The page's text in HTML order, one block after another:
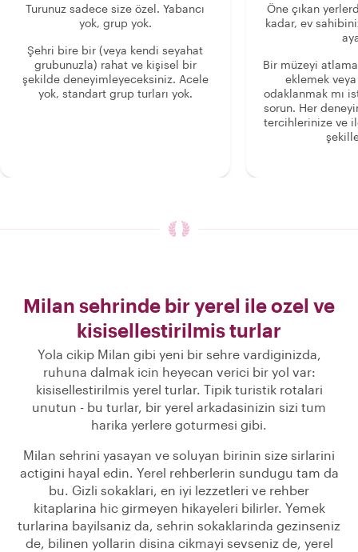
Turunuz sadece size özel. Yabancı
yok, grup yok.
Şehri bire bir (veya kendi seyahat
grubunuzla) rahat ve kişisel bir
şekilde deneyimleyeceksiniz. Acele
yok, standart grup turları yok.
Öne çıkan
kadar, ev
Bir müzeyi
eklemek
odaklanmak mı
sorun. Her
tercihlerinize ve
Milan sehrinde bir yerel ile ozel ve
kisisellestirilmis turlar
Yola cikip Milan gibi yeni bir sehre vardiginizda,
ruhuna dalmak icin heyecan verici bir yol var:
kisisellestirilmis yerel turlar. Tipik turistik rotalari
unutun - bu turlar, bir yerel arkadasinizin sizi tum
harika yerlere goturmesi gibi.
Milan sehrini yasayan ve soluyan birinin size sirlarini
actigini hayal edin. Yerel rehberlerin sundugu tam da
bu. Gizli sokaklari, en iyi lezzetleri ve rehber
kitaplarina hic girmeyen hikayeleri bilirler. Yemek
turlarina bayilsaniz da, sehrin sokaklarinda gezinseniz
de, bilinen yollarin disina cikmayi sevseniz de, yerel